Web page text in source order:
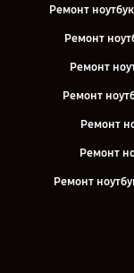
Ремонт
Ремонт
Ремонт
Ремонт
Ремонт
Ремонт
Ремонт